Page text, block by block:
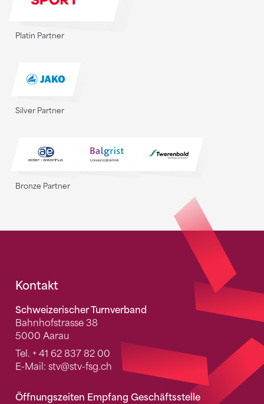
Platin Partner
Silver Partner
Bronze Partner
Fusszeile
Kontakt
Schweizerischer Turnverband
Bahnhofstrasse 38
5000 Aarau
Tel. + 41 62 837 82 00
E-Mail: stv@stv-fsg.ch
Öffnungszeiten Empfang Geschäftsstelle